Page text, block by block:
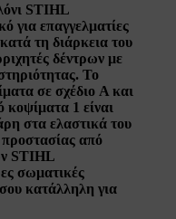
STIHL
για επαγγελματίες
τη διάρκεια του
δέντρων με
Το
σε σχέδιο A και
κοψίματα 1 είναι
στα ελαστικά του
προστασίας από
STIHL
σωματικές
κατάλληλη για